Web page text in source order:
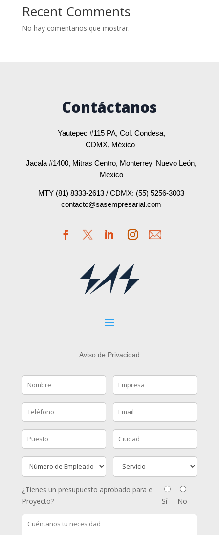
Recent Comments
No hay comentarios que mostrar.
Contáctanos
Yautepec #115 PA, Col. Condesa,
CDMX, México
Jacala #1400, Mitras Centro, Monterrey, Nuevo León,
Mexico
MTY (81) 8333-2613 / CDMX: (55) 5256-3003
contacto@sasempresarial.com
Aviso de Privacidad
¿Tienes un presupuesto aprobado para el
Proyecto?
Sí No